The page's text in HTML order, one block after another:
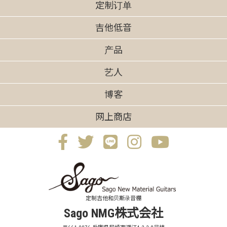
定制订单
吉他低音
产品
艺人
博客
网上商店
定制吉他和贝斯录音棚
Sago NMG株式会社